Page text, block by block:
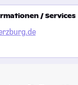
/ Services